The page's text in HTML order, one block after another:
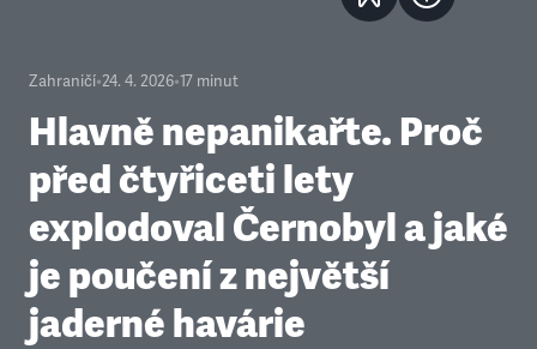
Zahraničí•24. 4. 2026•17 minut
Hlavně nepanikařte. Proč
před čtyřiceti lety
explodoval Černobyl a jaké
je poučení z největší
jaderné havárie